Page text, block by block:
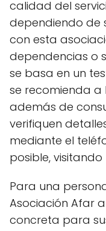
calidad del
dependiendo de
con esta
dependencias o
se basa en un
se recomienda a
además de
verifiquen
mediante el
posible,
Para una
Asociación Afar
concreta para